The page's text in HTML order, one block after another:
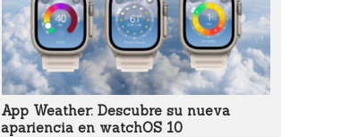
App Weather: Descubre su nueva
apariencia en watchOS 10